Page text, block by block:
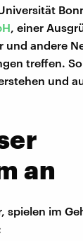
, einer
andere
treffen.
und
an
spielen im